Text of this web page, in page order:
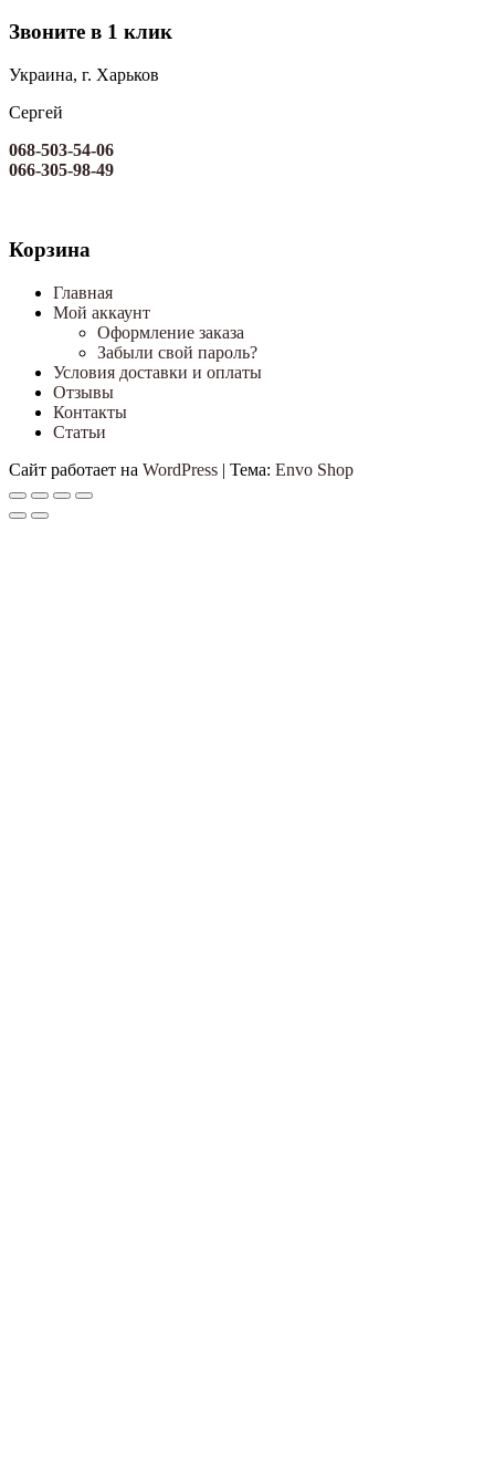
Звоните в 1 клик
Украина, г. Харьков
Сергей
068-503-54-06
066-305-98-49
Корзина
Главная
Мой аккаунт
Оформление заказа
Забыли свой пароль?
Условия доставки и оплаты
Отзывы
Контакты
Статьи
Сайт работает на WordPress | Тема: Envo Shop